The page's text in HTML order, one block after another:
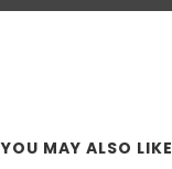
YOU MAY ALSO LIKE